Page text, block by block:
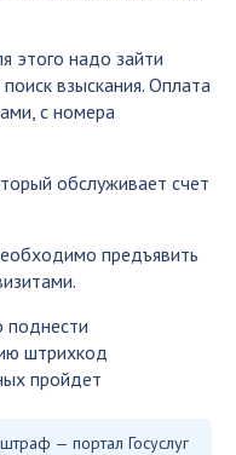
этого надо зайти
взыскания. Оплата
с номера
обслуживает счет
предъявить
поднести
штрихкод
пройдет
— портал Госуслуг